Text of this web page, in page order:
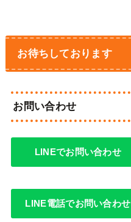
お待ちしております
お問い合わせ
LINEでお問い合わせ
LINE電話でお問い合わせ